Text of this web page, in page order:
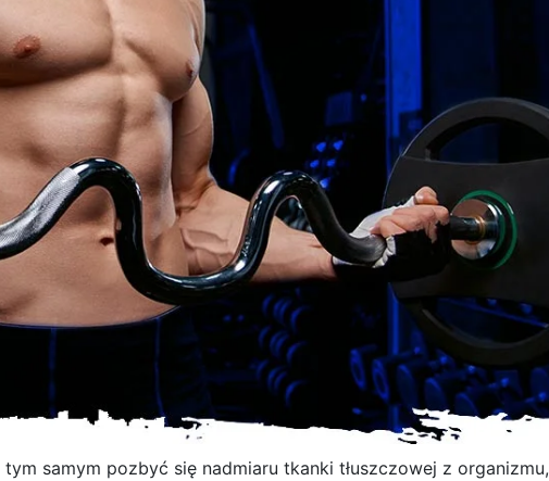
samym pozbyć się nadmiaru tkanki tłuszczowej z organizmu,